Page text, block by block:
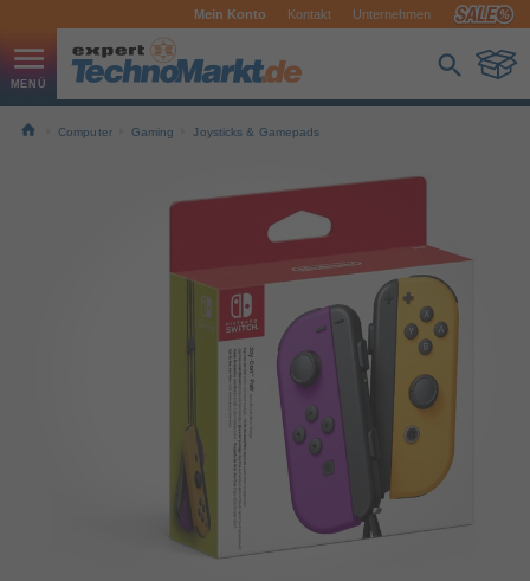
Mein Konto Kontakt Unternehmen
Computer Gaming Joysticks & Gamepads